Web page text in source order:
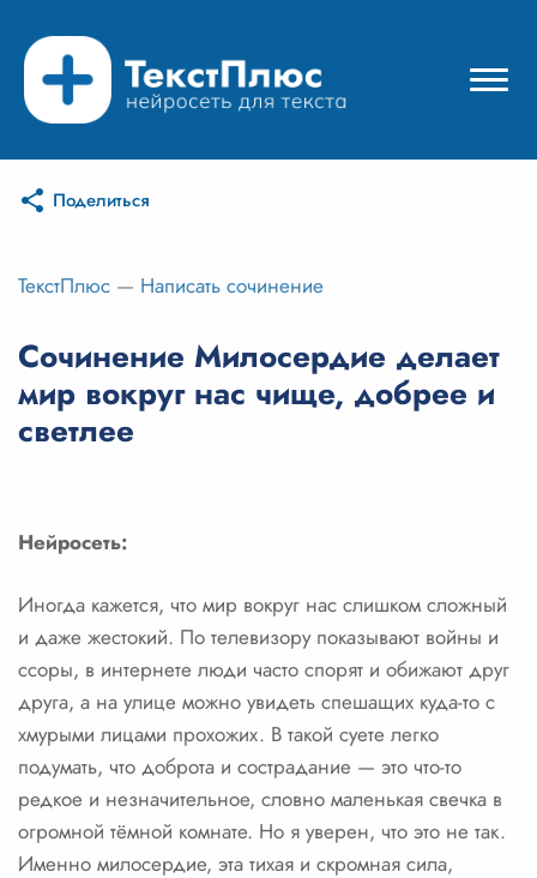
Режимы нейросети
Цены
Вход
Вход с Telegram
Поделиться
ТекстПлюс — Написать сочинение
Сочинение Милосердие делает
мир вокруг нас чище, добрее и
светлее
Нейросеть:
Иногда кажется, что мир вокруг нас слишком сложный
и даже жестокий. По телевизору показывают войны и
ссоры, в интернете люди часто спорят и обижают друг
друга, а на улице можно увидеть спешащих куда-то с
хмурыми лицами прохожих. В такой суете легко
подумать, что доброта и сострадание — это что-то
редкое и незначительное, словно маленькая свечка в
огромной тёмной комнате. Но я уверен, что это не так.
Именно милосердие, эта тихая и скромная сила,